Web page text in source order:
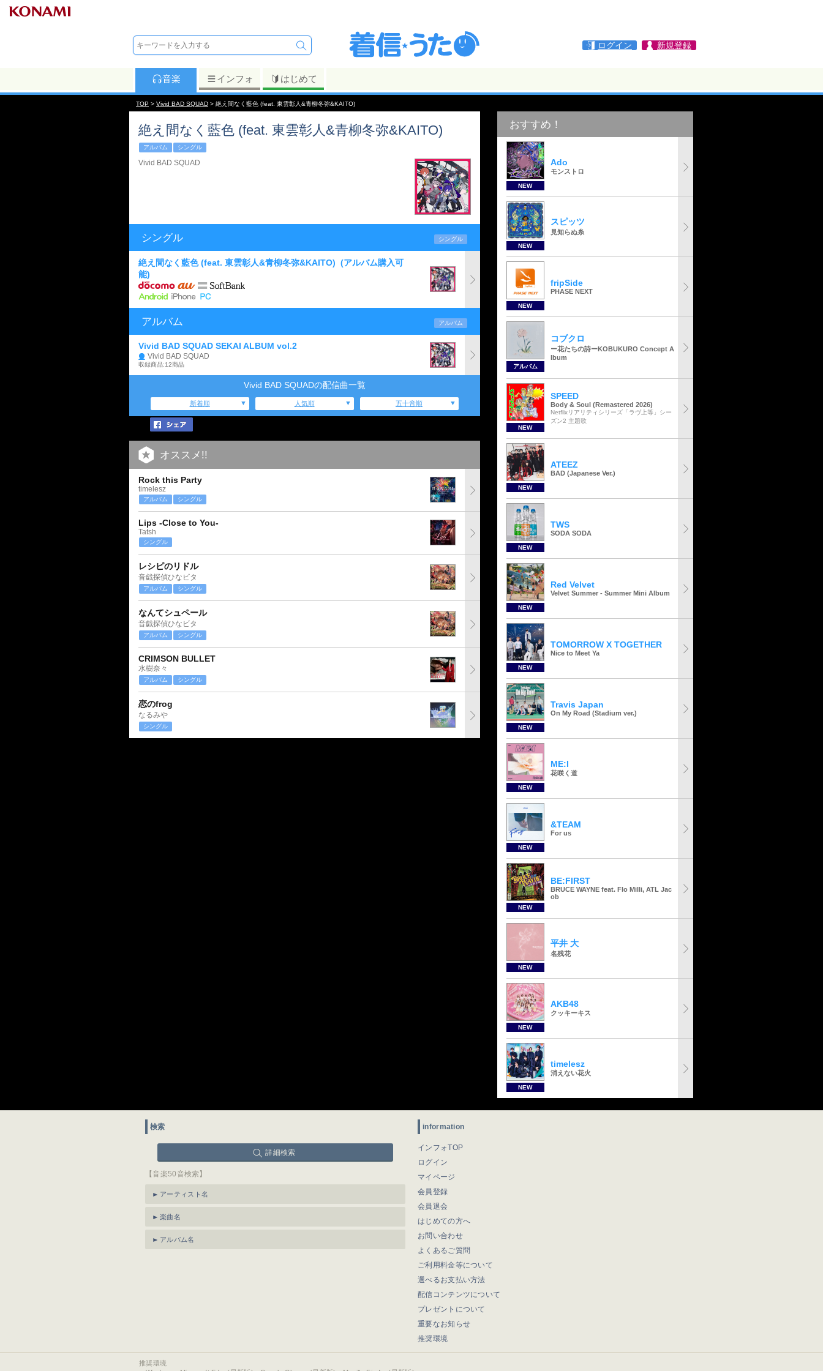
ログイン 新規登録
音楽 インフォ はじめて
TOP > Vivid BAD SQUAD > 絶え間なく藍色 (feat. 東雲彰人&青柳冬弥&KAITO)
絶え間なく藍色 (feat. 東雲彰人&青柳冬弥&KAITO)
アルバム シングル
Vivid BAD SQUAD
シングル シングル
絶え間なく藍色 (feat. 東雲彰人&青柳冬弥&KAITO) (アルバム購入可
能)
アルバム アルバム
Vivid BAD SQUAD SEKAI ALBUM vol.2
Vivid BAD SQUAD
収録商品:12商品
Vivid BAD SQUADの配信曲一覧
新着順 人気順 五十音順
オススメ!!
Rock this Party
timelesz
アルバム シングル
Lips -Close to You-
Tatsh
シングル
レシピのリドル
音戯探偵ひなビタ
アルバム シングル
なんてシュペール
音戯探偵ひなビタ
アルバム シングル
CRIMSON BULLET
水樹奈々
アルバム シングル
恋のfrog
なるみや
シングル
おすすめ！
NEW
Ado
モンストロ
NEW
スピッツ
見知らぬ糸
NEW
fripSide
PHASE NEXT
アルバム
コブクロ
ー花たちの詩ーKOBUKURO Concept A
lbum
NEW
SPEED
Body & Soul (Remastered 2026)
Netflixリアリティシリーズ「ラヴ上等」シー
ズン2 主題歌
NEW
ATEEZ
BAD (Japanese Ver.)
NEW
TWS
SODA SODA
NEW
Red Velvet
Velvet Summer - Summer Mini Album
NEW
TOMORROW X TOGETHER
Nice to Meet Ya
NEW
Travis Japan
On My Road (Stadium ver.)
NEW
ME:I
花咲く道
NEW
&TEAM
For us
NEW
BE:FIRST
BRUCE WAYNE feat. Flo Milli, ATL Jac
ob
NEW
平井 大
名残花
NEW
AKB48
クッキーキス
NEW
timelesz
消えない花火
検索
詳細検索
【音楽50音検索】
アーティスト名
楽曲名
アルバム名
information
インフォTOP
ログイン
マイページ
会員登録
会員退会
はじめての方へ
お問い合わせ
よくあるご質問
ご利用料金等について
選べるお支払い方法
配信コンテンツについて
プレゼントについて
重要なお知らせ
推奨環境
推奨環境